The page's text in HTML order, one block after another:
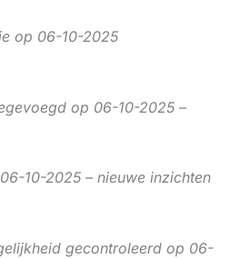
op 06-10-2025
op 06-10-2025 –
10-2025 – nieuwe inzichten
gecontroleerd op 06-